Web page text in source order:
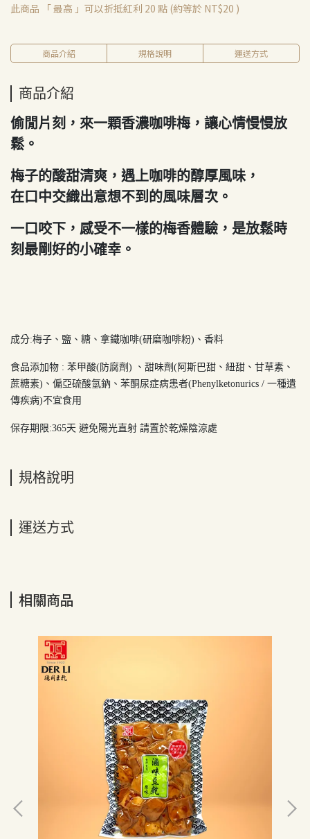
此商品 「 最高 」可以折抵紅利 20 點 (約等於 NT$20 )
商品介紹 規格說明 運送方式
商品介紹
偷閒片刻，來一顆香濃咖啡梅，讓心情慢慢放
鬆。
梅子的酸甜清爽，遇上咖啡的醇厚風味，
在口中交織出意想不到的風味層次。
一口咬下，感受不一樣的梅香體驗，是放鬆時
刻最剛好的小確幸。
成分:梅子、鹽、糖、拿鐵咖啡(研磨咖啡粉)、香料
食品添加物 : 苯甲酸(防腐劑) 、甜味劑(阿斯巴甜、紐甜、甘草素、
蔗糖素)、偏亞硫酸氫鈉、苯酮尿症病患者(Phenylketonurics / 一種遺
傳疾病)不宜食用
保存期限:365天 避免陽光直射 請置於乾燥陰涼處
規格說明
運送方式
相關商品